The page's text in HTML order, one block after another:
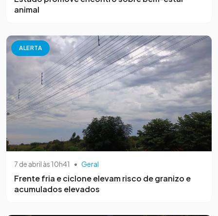
animal
ALERTA
7 de abril às 10h41 • Geral
Frente fria e ciclone elevam risco de granizo e
acumulados elevados